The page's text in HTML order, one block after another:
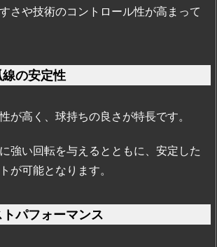
さや技術のコントロール性が高まって
の安定性
が高く、球持ちの良さが特長です。
強い回転を与えるとともに、安定した
が可能となります。
パフォーマンス